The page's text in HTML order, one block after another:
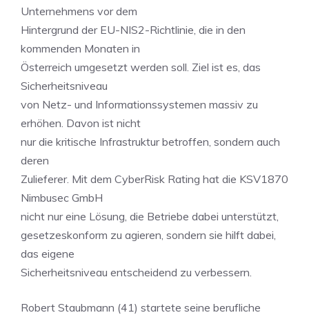
Unternehmens vor dem
Hintergrund der EU-NIS2-Richtlinie, die in den
kommenden Monaten in
Österreich umgesetzt werden soll. Ziel ist es, das
Sicherheitsniveau
von Netz- und Informationssystemen massiv zu
erhöhen. Davon ist nicht
nur die kritische Infrastruktur betroffen, sondern auch
deren
Zulieferer. Mit dem CyberRisk Rating hat die KSV1870
Nimbusec GmbH
nicht nur eine Lösung, die Betriebe dabei unterstützt,
gesetzeskonform zu agieren, sondern sie hilft dabei,
das eigene
Sicherheitsniveau entscheidend zu verbessern.
Robert Staubmann (41) startete seine berufliche